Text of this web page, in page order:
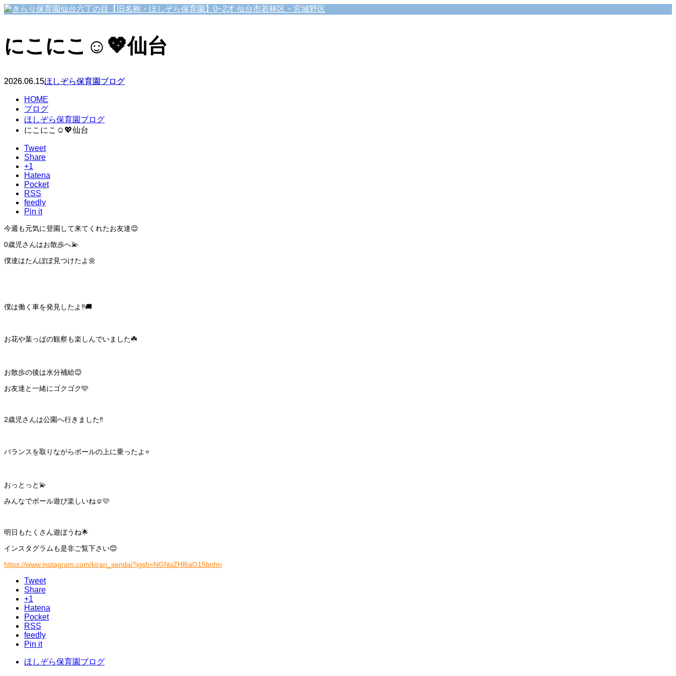
にこにこ☺️💖仙台
2026.06.15ほしぞら保育園ブログ
HOME
ブログ
ほしぞら保育園ブログ
にこにこ☺️💖仙台
Tweet
Share
+1
Hatena
Pocket
RSS
feedly
Pin it
今週も元気に登園して来てくれたお友達😊
0歳児さんはお散歩へ💫
僕達はたんぽぽ見つけたよ🌼
僕は働く車を発見したよ‼️🚚
お花や葉っぱの観察も楽しんでいました☘️
お散歩の後は水分補給😊
お友達と一緒にゴクゴク🩵
2歳児さんは公園へ行きました‼️
バランスを取りながらボールの上に乗ったよ⭐️
おっとっと💫
みんなでボール遊び楽しいね☺️🩷
明日もたくさん遊ぼうね🌟
インスタグラムも是非ご覧下さい😊
https://www.instagram.com/kirari_sendai?igsh=NGNqZHl6aG15bnhn
Tweet
Share
+1
Hatena
Pocket
RSS
feedly
Pin it
ほしぞら保育園ブログ